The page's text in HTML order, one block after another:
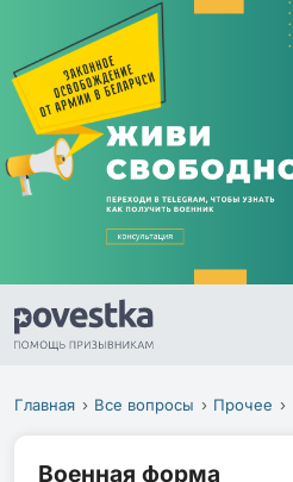
Главная Все вопросы Прочее
Военная форма